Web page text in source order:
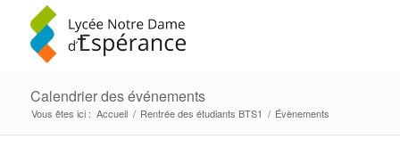
Calendrier des événements
Vous êtes ici : Accueil / Rentrée des étudiants BTS1 / Évènements